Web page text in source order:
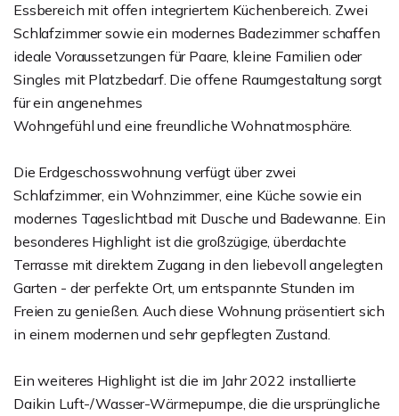
Essbereich mit offen integriertem Küchenbereich. Zwei
Schlafzimmer sowie ein modernes Badezimmer schaffen
ideale Voraussetzungen für Paare, kleine Familien oder
Singles mit Platzbedarf. Die offene Raumgestaltung sorgt
für ein angenehmes
Wohngefühl und eine freundliche Wohnatmosphäre.
Die Erdgeschosswohnung verfügt über zwei
Schlafzimmer, ein Wohnzimmer, eine Küche sowie ein
modernes Tageslichtbad mit Dusche und Badewanne. Ein
besonderes Highlight ist die großzügige, überdachte
Terrasse mit direktem Zugang in den liebevoll angelegten
Garten - der perfekte Ort, um entspannte Stunden im
Freien zu genießen. Auch diese Wohnung präsentiert sich
in einem modernen und sehr gepflegten Zustand.
Ein weiteres Highlight ist die im Jahr 2022 installierte
Daikin Luft-/Wasser-Wärmepumpe, die die ursprüngliche